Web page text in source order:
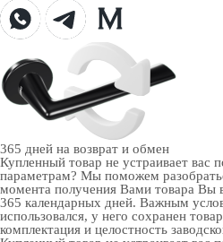
365 дней на возврат и обмен
Купленный товар не устраивает вас
параметрам? Мы поможем
момента получения Вами товара Вы
365 календарных дней. Важным
использовался, у него сохранен
комплектация и целостность